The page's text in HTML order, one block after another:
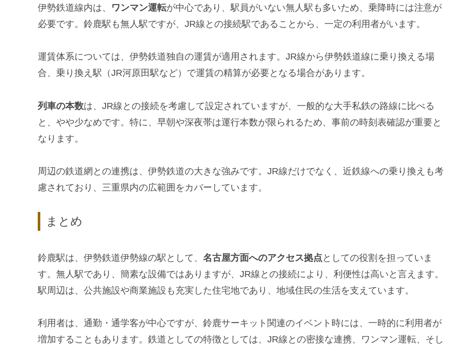
伊勢鉄道線内は、 ワンマン運転が中心であり、駅員がいない無人駅も多いため、乗降時には注意が
必要です。鈴鹿駅も無人駅ですが、JR線との接続駅であることから、一定の利用者がいます。
運賃体系については、伊勢鉄道独自の運賃が適用されます。JR線から伊勢鉄道線に乗り換える場
合、乗り換え駅（JR河原田駅など）で運賃の精算が必要となる場合があります。
列車の本数は、JR線との接続を考慮して設定されていますが、一般的な大手私鉄の路線に比べる
と、やや少なめです。特に、早朝や深夜帯は運行本数が限られるため、事前の時刻表確認が重要と
なります。
周辺の鉄道網との連携は、伊勢鉄道の大きな強みです。JR線だけでなく、近鉄線への乗り換えも考
慮されており、三重県内の広範囲をカバーしています。
まとめ
鈴鹿駅は、伊勢鉄道伊勢線の駅として、 名古屋方面へのアクセス拠点 としての役割を担っていま
す。無人駅であり、簡素な設備ではありますが、JR線との接続により、利便性は高いと言えます。
駅周辺は、公共施設や商業施設も充実した住宅地であり、地域住民の生活を支えています。
利用者は、通勤・通学客が中心ですが、鈴鹿サーキット関連のイベント時には、一時的に利用者が
増加することもあります。鉄道としての特徴としては、JR線との密接な連携、ワンマン運転、そし